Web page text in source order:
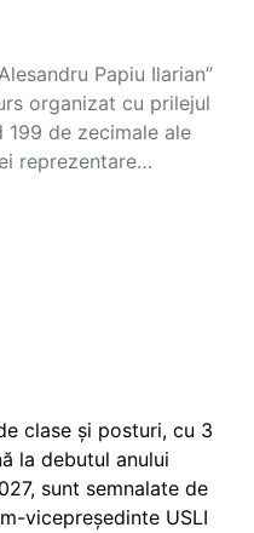
Papiu Ilarian”
organizat cu prilejul
199 de zecimale ale
reprezentare…
clase și posturi, cu 3
la debutul anului
sunt semnalate de
vicepreședinte USLI